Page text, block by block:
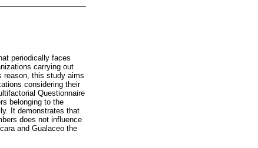
periodically faces
carrying out
reason, this study aims
considering their
Questionnaire
belonging to the
It demonstrates that
does not influence
and Gualaceo the